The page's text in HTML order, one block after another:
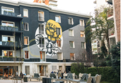
FOA 2017
en conjunto por los
de BAP juntos con otros